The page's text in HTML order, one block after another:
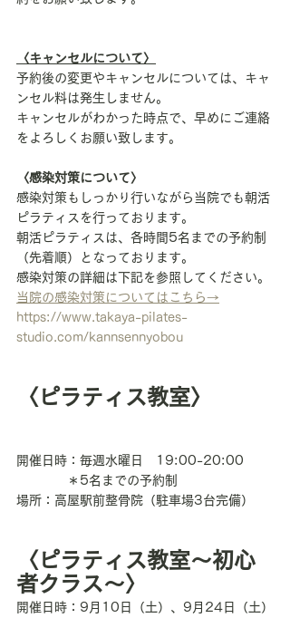
〈キャンセルについて〉
予約後の変更やキャンセルについては、キャ
ンセル料は発生しません。
キャンセルがわかった時点で、早めにご連絡
をよろしくお願い致します。
〈感染対策について〉
感染対策もしっかり行いながら当院でも朝活
ピラティスを行っております。
朝活ピラティスは、各時間5名までの予約制
（先着順）となっております。
感染対策の詳細は下記を参照してください。
当院の感染対策についてはこちら→
https://www.takaya-pilates-
studio.com/kannsennyobou
〈ピラティス教室〉
開催日時：毎週水曜日　19:00-20:00
＊5名までの予約制
場所：高屋駅前整骨院（駐車場3台完備）
〈ピラティス教室〜初心
者クラス〜〉
開催日時：9月10日（土）、9月24日（土）